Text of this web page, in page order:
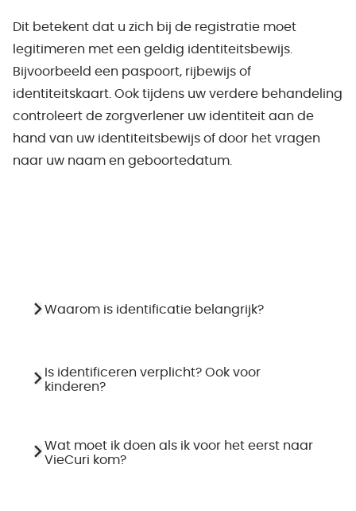
Dit betekent dat u zich bij de registratie moet
legitimeren met een geldig identiteitsbewijs.
Bijvoorbeeld een paspoort, rijbewijs of
identiteitskaart. Ook tijdens uw verdere behandeling
controleert de zorgverlener uw identiteit aan de
hand van uw identiteitsbewijs of door het vragen
naar uw naam en geboortedatum.
Waarom is identificatie belangrijk?
Is identificeren verplicht? Ook voor
kinderen?
Wat moet ik doen als ik voor het eerst naar
VieCuri kom?